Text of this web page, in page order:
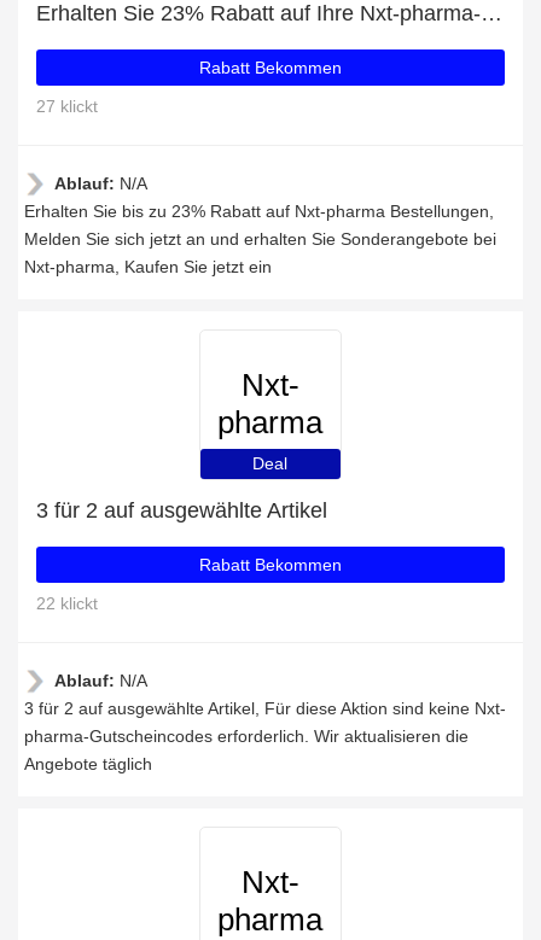
Erhalten Sie 23% Rabatt auf Ihre Nxt-pharma-Einkäufe
Rabatt Bekommen
27 klickt
Ablauf: N/A
Erhalten Sie bis zu 23% Rabatt auf Nxt-pharma Bestellungen,
Melden Sie sich jetzt an und erhalten Sie Sonderangebote bei
Nxt-pharma, Kaufen Sie jetzt ein
Nxt-
pharma
Deal
3 für 2 auf ausgewählte Artikel
Rabatt Bekommen
22 klickt
Ablauf: N/A
3 für 2 auf ausgewählte Artikel, Für diese Aktion sind keine Nxt-
pharma-Gutscheincodes erforderlich. Wir aktualisieren die
Angebote täglich
Nxt-
pharma